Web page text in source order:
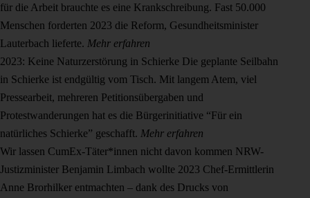
für die Arbeit brauchte es eine Krankschreibung. Fast 50.000
Menschen forderten 2023 die Reform, Gesundheitsminister
Lauterbach lieferte. Mehr erfahren
2023: Keine Naturzerstörung in Schierke Die geplante Seilbahn
in Schierke ist endgültig vom Tisch. Mit langem Atem, viel
Pressearbeit, mehreren Petitionsübergaben und
Protestwanderungen hat es die Bürgerinitiative “Für ein
natürliches Schierke” geschafft. Mehr erfahren
Wir lassen CumEx-Täter*innen nicht davon kommen NRW-
Justizminister Benjamin Limbach wollte 2023 Chef-Ermittlerin
Anne Brorhilker entmachten – dank des Drucks von